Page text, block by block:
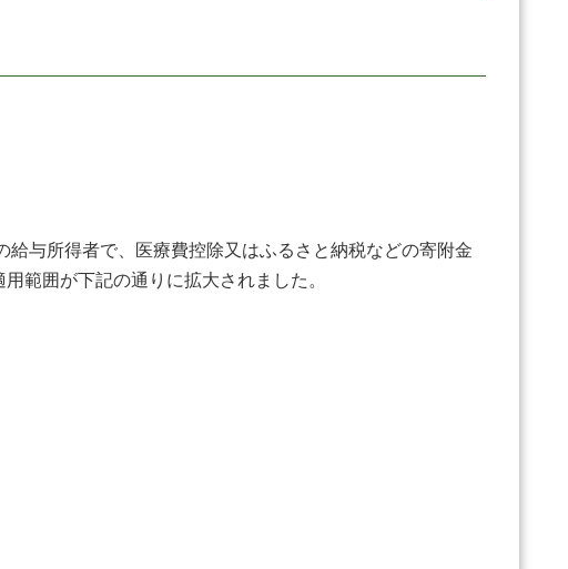
与所得者で、医療費控除又はふるさと納税などの寄附金
範囲が下記の通りに拡大されました。